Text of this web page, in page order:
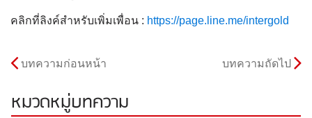
คลิกที่ลิงค์สำหรับเพิ่มเพื่อน : https://page.line.me/intergold
บทความก่อนหน้า บทความถัดไป
หมวดหมู่บทความ